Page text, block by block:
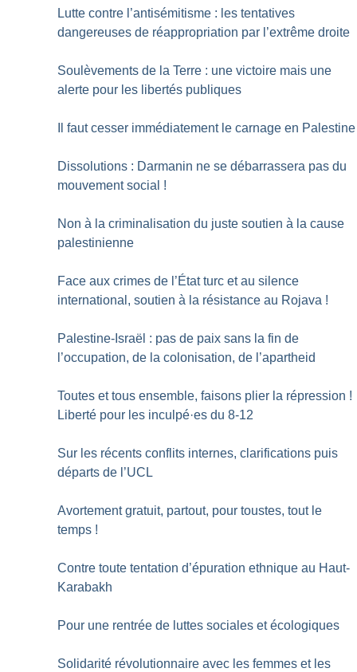
Lutte contre l’antisémitisme : les tentatives
dangereuses de réappropriation par l’extrême droite
Soulèvements de la Terre : une victoire mais une
alerte pour les libertés publiques
Il faut cesser immédiatement le carnage en Palestine
Dissolutions : Darmanin ne se débarrassera pas du
mouvement social !
Non à la criminalisation du juste soutien à la cause
palestinienne
Face aux crimes de l’État turc et au silence
international, soutien à la résistance au Rojava !
Palestine-Israël : pas de paix sans la fin de
l’occupation, de la colonisation, de l’apartheid
Toutes et tous ensemble, faisons plier la répression !
Liberté pour les inculpé·es du 8-12
Sur les récents conflits internes, clarifications puis
départs de l’UCL
Avortement gratuit, partout, pour toustes, tout le
temps !
Contre toute tentation d’épuration ethnique au Haut-
Karabakh
Pour une rentrée de luttes sociales et écologiques
Solidarité révolutionnaire avec les femmes et les